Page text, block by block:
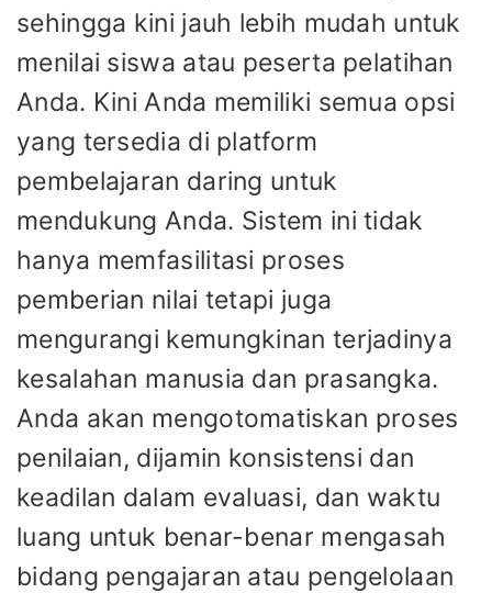
sehingga kini jauh lebih mudah untuk
menilai siswa atau peserta pelatihan
Anda. Kini Anda memiliki semua opsi
yang tersedia di platform
pembelajaran daring untuk
mendukung Anda. Sistem ini tidak
hanya memfasilitasi proses
pemberian nilai tetapi juga
mengurangi kemungkinan terjadinya
kesalahan manusia dan prasangka.
Anda akan mengotomatiskan proses
penilaian, dijamin konsistensi dan
keadilan dalam evaluasi, dan waktu
luang untuk benar-benar mengasah
bidang pengajaran atau pengelolaan